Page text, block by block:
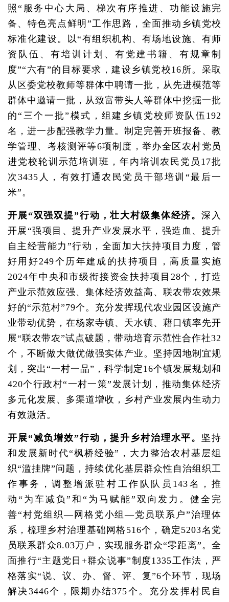
照“服务中心大局、梯次有序推进、功能设施完
备、特色亮点鲜明”工作思路，全面推动乡镇党校
标准化建设。以“有组织机构、有场地设施、有师
资队伍、有培训计划、有党建书籍、有规章制
度”“六有”的目标要求，建设乡镇党校16所。采取
从区委党校教师等群体中聘请一批，从先进模范等
群体中邀请一批，从致富带头人等群体中挖掘一批
的“三个一批”模式，组建乡镇党校师资队伍192
名，进一步配强教学力量。制定完善开班报备、教
学管理、考核测评等6项制度，举办全区农村党员
进党校轮训示范培训班，年内培训农民党员17批
次3435人，有效打通农民党员干部培训“最后一
米”。
开展“双强双提”行动，壮大村级集体经济。深入
开展“强项目、提升产业发展水平，强造血、提升
自主经营能力”行动，全面加大扶持项目力度，管
好用好249个历年建成的扶持项目，高质量实施
2024年中央和市级衔接资金扶持项目28个，打造
产业示范效应强、集体经济效益高、联农带农效果
好的“示范村”79个。充分发挥现代农业园区设施产
业带动优势，在杨家寺镇、天水镇、藉口镇率先开
展“联农带农”试点破题，带动培育示范性合作社32
个，不断做大做优做强实体产业。坚持因地制宜规
划，突出“一村一品”，科学制定16个镇发展规划和
420个行政村“一村一策”发展计划，推动集体经济
多元化发展、多渠道增收，乡村产业发展内生动力
有效激活。
开展“减负增效”行动，提升乡村治理水平。 坚持
和发展新时代“枫桥经验”，大力整治农村基层组
织“滥挂牌”问题，持续优化基层群众性自治组织工
作事务，调整增派驻村工作队队员143名，推
动“为车减负”和“为马赋能”双向发力。健全完
善“村党组织—网格党小组—党员联系户”治理体
系，梳理乡村治理基础网格516个，确定5203名党
员联系群众8.03万户，实现服务群众“零距离”。全
面推行“主题党日+群众说事”制度1335工作法，严
格落实“说、议、办、督、评、复”6个环节，现场
解决3446个，限期办结375个。充分发挥村民自